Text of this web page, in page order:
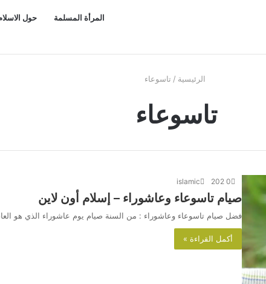
حول المرأة المسلمة
الرئيسية / تاسوعاء
تاسوعاء
islamic 0
صيام تاسوعاء وعاشوراء – إسلام أون لاين
فضل صيام تاسوعاء وعاشوراء : من السنة صيام يوم عاشوراء الذي هو
أكمل القراءة »